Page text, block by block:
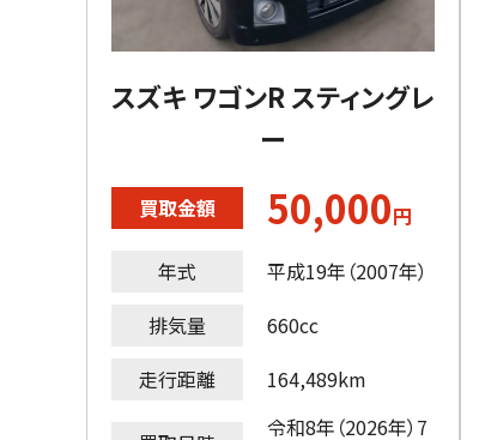
スズキ ワゴンR スティングレ
ー
買取金額 50,000円
年式
平成19年（2007年）
排気量
660cc
走行距離
164,489km
令和8年（2026年）7